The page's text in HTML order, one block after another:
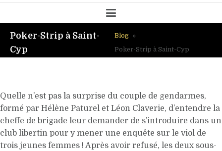
Poker-Strip à Saint-
Cyp
Blog »
Poker-Strip à Saint-Cyp
Quelle n’est pas la surprise du couple de gendarmes,
formé par Hélène Paturel et Léon Claverie, d’entendre la
cheffe de brigade leur demander de s’introduire dans un
club libertin pour y mener une enquête sur le viol de
trois jeunes femmes ! Après avoir refusé, les deux sous-